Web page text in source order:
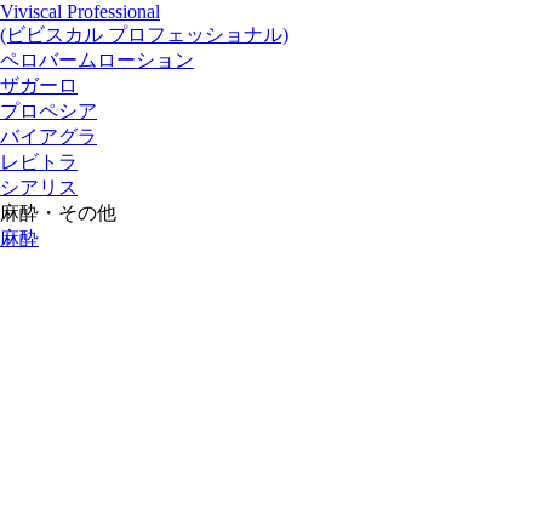
Viviscal Professional
(ビビスカル プロフェッショナル)
ペロバームローション
ザガーロ
プロペシア
バイアグラ
レビトラ
シアリス
麻酔・その他
麻酔